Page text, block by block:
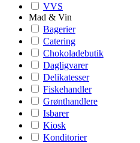
VVS
Mad & Vin
Bagerier
Catering
Chokoladebutik
Dagligvarer
Delikatesser
Fiskehandler
Grønthandlere
Isbarer
Kiosk
Konditorier